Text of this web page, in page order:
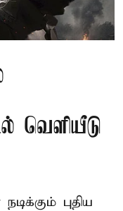
வெளியீடு
புதிய